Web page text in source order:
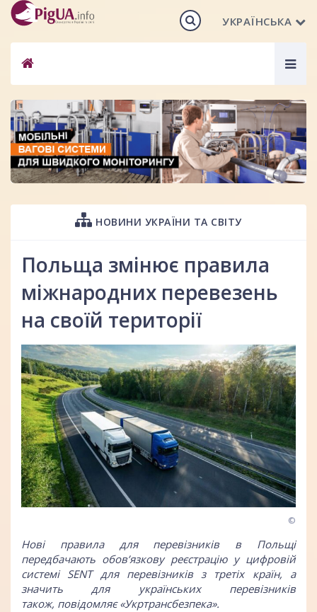
УКРАЇНСЬКА
НОВИНИ УКРАЇНИ ТА СВІТУ
Польща змінює правила
міжнародних перевезень
на своїй території
©
Нові правила для перевізників в Польщі
передбачають обов’язкову реєстрацію у цифровій
системі SENT для перевізників з третіх країн, а
значить для українських перевізників
також, повідомляє «Укртрансбезпека».